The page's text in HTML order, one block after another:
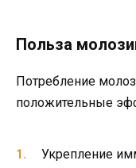
Польза
Потребление
положительные
Укрепление